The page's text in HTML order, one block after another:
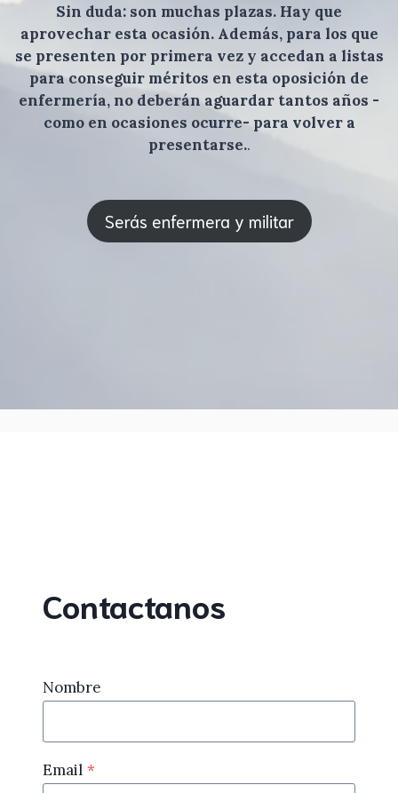
Sin duda: son muchas plazas. Hay que
aprovechar esta ocasión. Además, para los que
se presenten por primera vez y accedan a listas
para conseguir méritos en esta oposición de
enfermería, no deberán aguardar tantos años -
como en ocasiones ocurre- para volver a
presentarse..
Serás enfermera y militar
Contactanos
Nombre
Email *